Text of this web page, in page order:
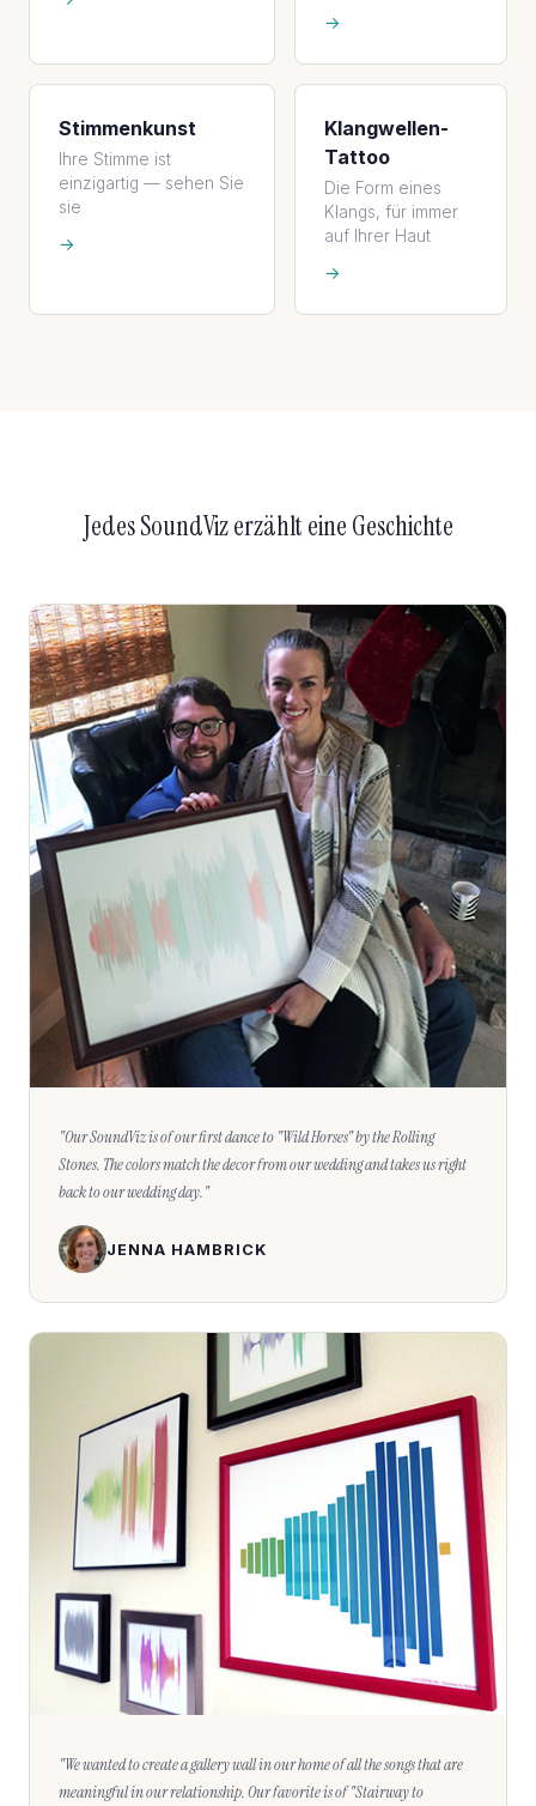
→
Stimmenkunst
Ihre Stimme ist
einzigartig — sehen Sie
sie
→
Klangwellen-
Tattoo
Die Form eines
Klangs, für immer
auf Ihrer Haut
→
Jedes SoundViz erzählt eine Geschichte
"Our SoundViz is of our first dance to "Wild Horses" by the Rolling
Stones. The colors match the decor from our wedding and takes us right
back to our wedding day."
JENNA HAMBRICK
"We wanted to create a gallery wall in our home of all the songs that are
meaningful in our relationship. Our favorite is of "Stairway to